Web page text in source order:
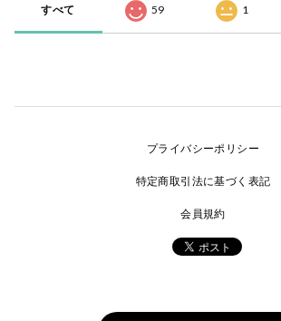
すべて 59 1
プライバシーポリシー
特定商取引法に基づく表記
会員規約